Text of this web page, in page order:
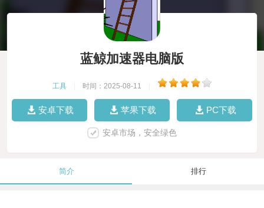
蓝鲸加速器电脑版
工具 时间：2025-08-11
安卓下载 苹果下载 PC下载
安卓市场，安全绿色
简介 排行